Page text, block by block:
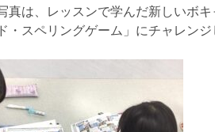
真は、レッスンで学んだ新しいボ
・スペリングゲーム」にチャレンジ